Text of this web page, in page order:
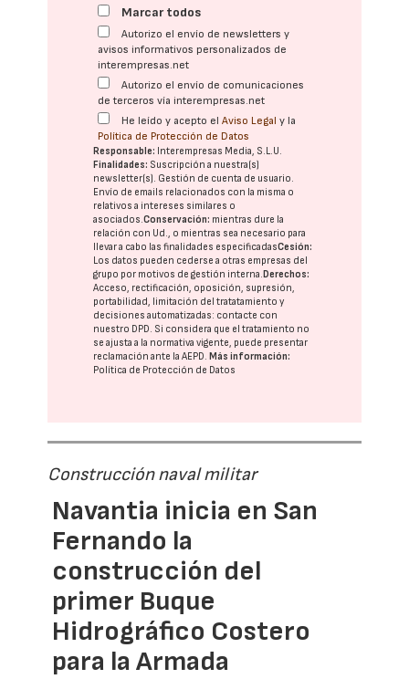
Marcar todos
Autorizo el envío de newsletters y
avisos informativos personalizados de
interempresas.net
Autorizo el envío de comunicaciones
de terceros vía interempresas.net
He leído y acepto elAviso Legal y la
Política de Protección de Datos
Responsable: Interempresas Media, S.L.U.
Finalidades: Suscripción a nuestra(s)
newsletter(s). Gestión de cuenta de usuario.
Envío de emails relacionados con la misma o
relativos a intereses similares o
asociados.Conservación: mientras dure la
relación con Ud., o mientras sea necesario para
llevar a cabo las finalidades especificadasCesión:
Los datos pueden cederse a otras empresas del
grupo por motivos de gestión interna.Derechos:
Acceso, rectificación, oposición, supresión,
portabilidad, limitación del tratatamiento y
decisiones automatizadas: contacte con
nuestro DPD. Si considera que el tratamiento no
se ajusta a la normativa vigente, puede presentar
reclamación ante laAEPD.Más información:
Política de Protección de Datos
Construcción naval militar
Navantia inicia en San
Fernando la
construcción del
primer Buque
Hidrográfico Costero
para la Armada